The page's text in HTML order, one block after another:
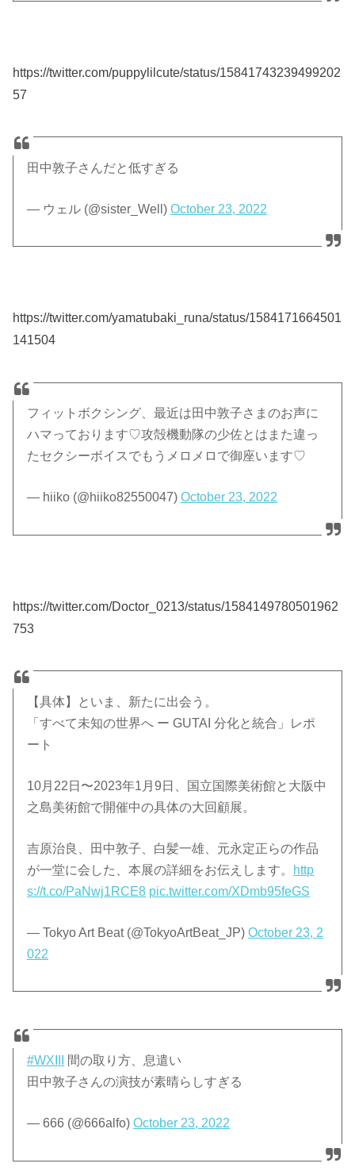
https://twitter.com/puppylilcute/status/15841743239499202
57
田中敦子さんだと低すぎる
— ウェル (@sister_Well)October 23, 2022
https://twitter.com/yamatubaki_runa/status/1584171664501
141504
フィットボクシング、最近は田中敦子さまのお声に
ハマっております♡攻殻機動隊の少佐とはまた違っ
たセクシーボイスでもうメロメロで御座います♡
— hiiko (@hiiko82550047)October 23, 2022
https://twitter.com/Doctor_0213/status/1584149780501962
753
【具体】といま、新たに出会う。
「すべて未知の世界へ ー GUTAI 分化と統合」レポ
ート
10⽉22⽇〜2023年1⽉9⽇、国⽴国際美術館と⼤阪中
之島美術館で開催中の具体の大回顧展。
吉原治良、田中敦子、白髪一雄、元永定正らの作品
が一堂に会した、本展の詳細をお伝えします。
http
s://t.co/PaNwj1RCE8 pic.twitter.com/XDmb95feGS
— Tokyo Art Beat (@TokyoArtBeat_JP)October 23, 2
022
#WXIII
間の取り方、息遣い
田中敦子さんの演技が素晴らしすぎる
— 666 (@666alfo)October 23, 2022